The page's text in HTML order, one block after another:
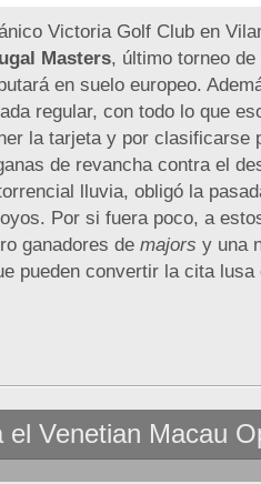
Victoria Golf Club en
Masters, último torneo
en suelo europeo.
regular, con todo lo que
la tarjeta y por
de revancha contra el
lluvia, obligó la
Por si fuera poco, a
ganadores de majors y una
pueden convertir la cita
el Venetian Macau